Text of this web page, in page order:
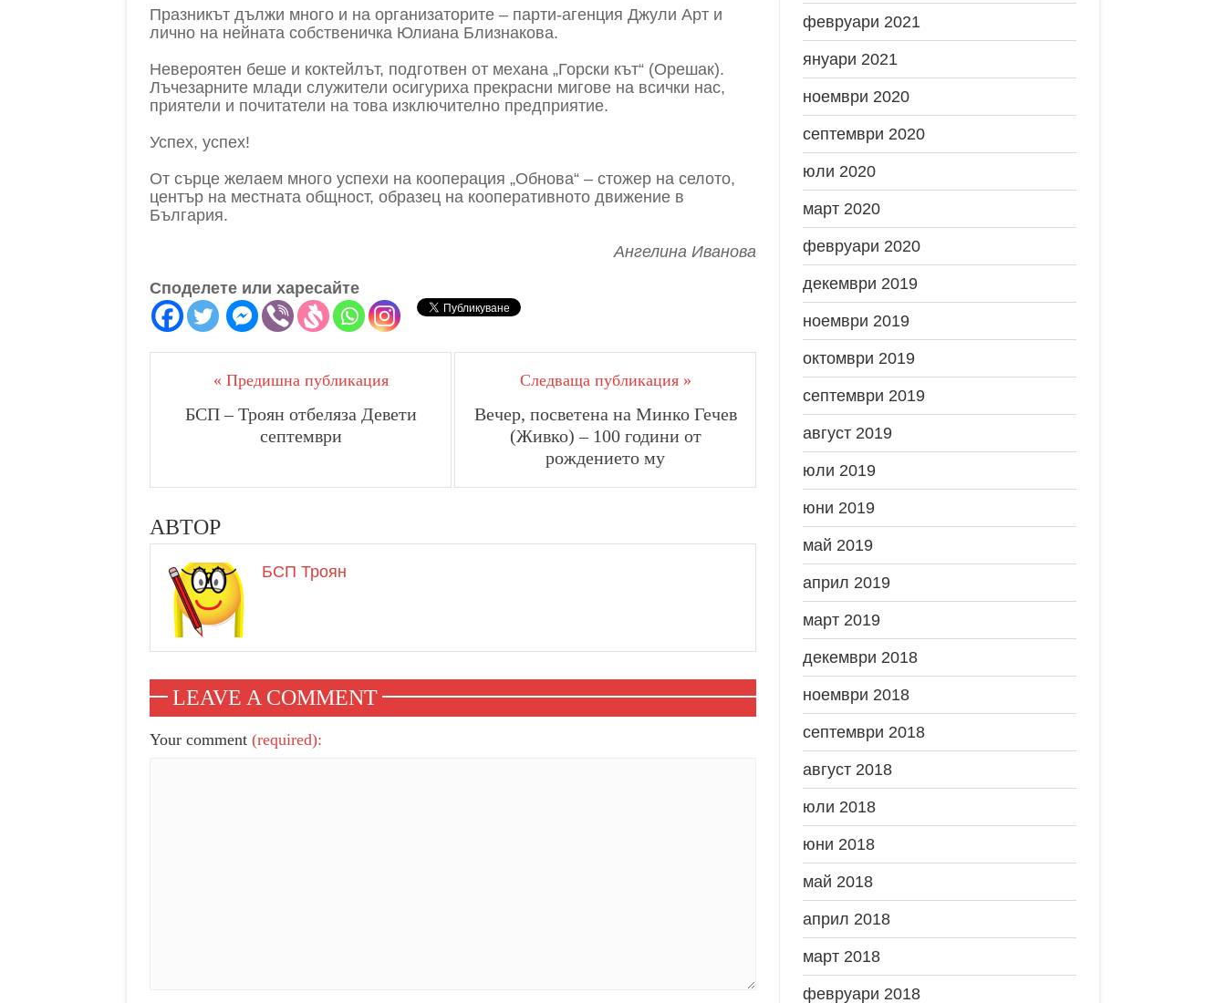
Празникът дължи много и на организаторите – парти-агенция Джули Арт и
лично на нейната собственичка Юлиана Близнакова.
Невероятен беше и коктейлът, подготвен от механа „Горски кът“ (Орешак).
Лъчезарните млади служители осигуриха прекрасни мигове на всички нас,
приятели и почитатели на това изключително предприятие.
Успех, успех!
От сърце желаем много успехи на кооперация „Обнова“ – стожер на селото,
център на местната общност, образец на кооперативното движение в
България.
Ангелина Иванова
Споделете или харесайте
« Предишна публикация
БСП – Троян отбеляза Девети
септември
Следваща публикация »
Вечер, посветена на Минко Гечев
(Живко) – 100 години от
рождението му
АВТОР
БСП Троян
LEAVE A COMMENT
Your comment (required):
февруари 2021
януари 2021
ноември 2020
септември 2020
юли 2020
март 2020
февруари 2020
декември 2019
ноември 2019
октомври 2019
септември 2019
август 2019
юли 2019
юни 2019
май 2019
април 2019
март 2019
декември 2018
ноември 2018
септември 2018
август 2018
юли 2018
юни 2018
май 2018
април 2018
март 2018
февруари 2018